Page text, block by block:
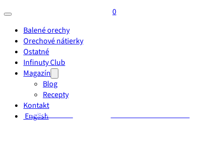
Balené orechy
Orechové nátierky
Ostatné
Infinuty Club
Magazín
Blog
Recepty
Kontakt
English
0
Para orechy